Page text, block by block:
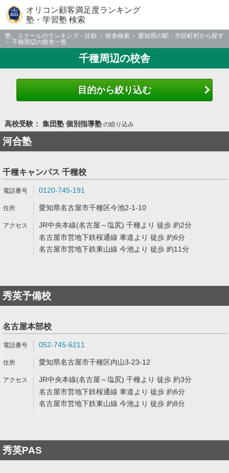
オリコン顧客満足度ランキング
塾・学習塾 検索
塾、スクールのランキング・比較 校舎検索
愛知県の駅・市区町村から探す
千種周辺の校舎一覧
千種周辺の校舎
目的から絞り込む
高校受験： 集団塾 個別指導塾の絞り込み
河合塾
千種キャンパス 千種校
0120-745-191
愛知県名古屋市千種区今池2-1-10
JR中央本線(名古屋～塩尻) 千種より 徒歩 約2分
名古屋市営地下鉄桜通線 車道より 徒歩 約6分
名古屋市営地下鉄東山線 今池より 徒歩 約11分
秀英予備校
名古屋本部校
052-745-6211
愛知県名古屋市千種区内山3-23-12
JR中央本線(名古屋～塩尻) 千種より 徒歩 約3分
名古屋市営地下鉄桜通線 車道より 徒歩 約6分
名古屋市営地下鉄東山線 今池より 徒歩 約8分
秀英PAS